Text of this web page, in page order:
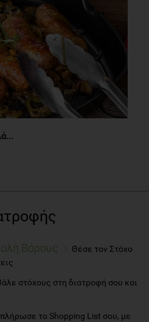
Βάρους
Θέσε τον Στόχο
στόχους στη διατροφή σου και
το Shopping List σου, με